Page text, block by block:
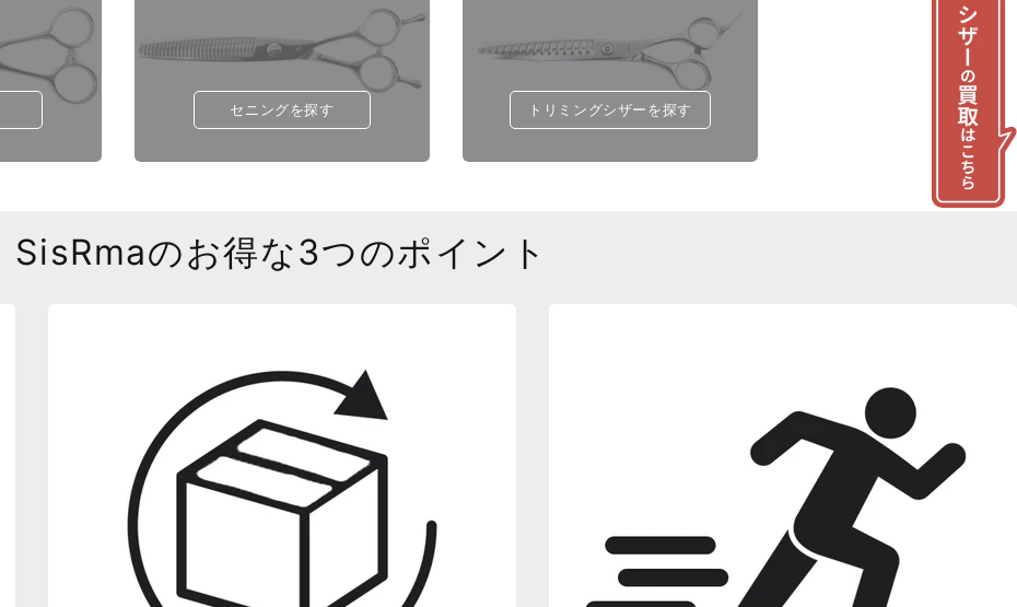
セニングを探す トリミングシザーを探す
SisRmaのお得な3つのポイント